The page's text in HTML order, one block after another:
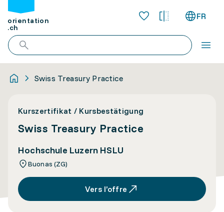
orientation
.ch
FR
Swiss Treasury Practice
Kurszertifikat / Kursbestätigung
Swiss Treasury Practice
Hochschule Luzern HSLU
Buonas (ZG)
Vers l’offre